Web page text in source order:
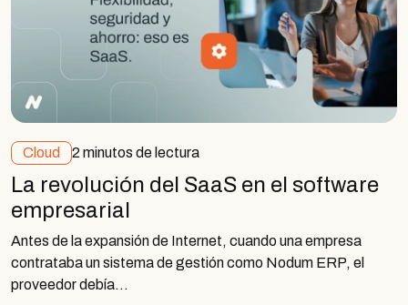
Cloud 2 minutos de lectura
La revolución del SaaS en el software
empresarial
Antes de la expansión de Internet, cuando una empresa
contrataba un sistema de gestión como Nodum ERP, el
proveedor debía…